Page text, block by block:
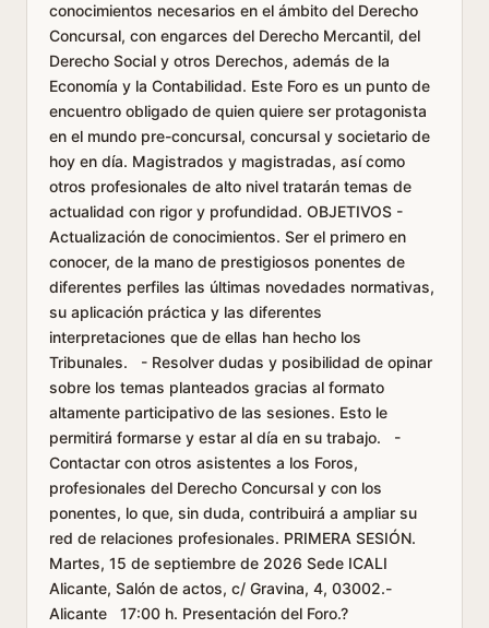
conocimientos necesarios en el ámbito del Derecho
Concursal, con engarces del Derecho Mercantil, del
Derecho Social y otros Derechos, además de la
Economía y la Contabilidad. Este Foro es un punto de
encuentro obligado de quien quiere ser protagonista
en el mundo pre-concursal, concursal y societario de
hoy en día. Magistrados y magistradas, así como
otros profesionales de alto nivel tratarán temas de
actualidad con rigor y profundidad. OBJETIVOS -
Actualización de conocimientos. Ser el primero en
conocer, de la mano de prestigiosos ponentes de
diferentes perfiles las últimas novedades normativas,
su aplicación práctica y las diferentes
interpretaciones que de ellas han hecho los
Tribunales. - Resolver dudas y posibilidad de opinar
sobre los temas planteados gracias al formato
altamente participativo de las sesiones. Esto le
permitirá formarse y estar al día en su trabajo. -
Contactar con otros asistentes a los Foros,
profesionales del Derecho Concursal y con los
ponentes, lo que, sin duda, contribuirá a ampliar su
red de relaciones profesionales. PRIMERA SESIÓN.
Martes, 15 de septiembre de 2026 Sede ICALI
Alicante, Salón de actos, c/ Gravina, 4, 03002.-
Alicante 17:00 h. Presentación del Foro.?